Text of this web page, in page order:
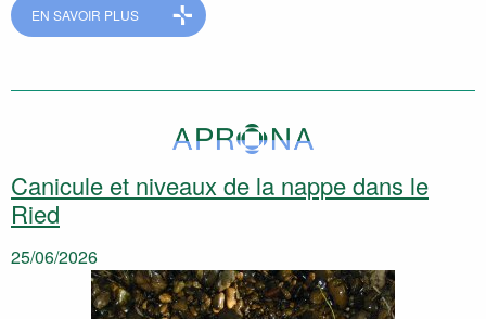
EN SAVOIR PLUS
Canicule et niveaux de la nappe dans le
Ried
25/06/2026